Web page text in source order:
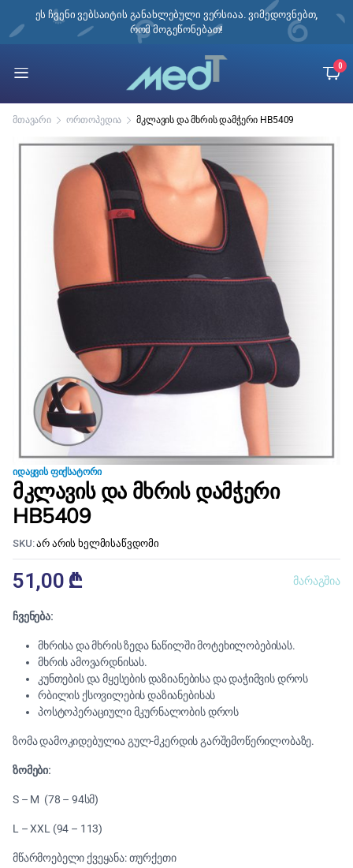
ეს ჩვენი ვებსაიტის განახლებული ვერსიაა. ვიმედოვნებთ,
რომ მოგეწონებათ!
0
მთავარი ორთოპედია მკლავის და მხრის დამჭერი HB5409
ᲘᲓᲐᲧᲕᲘᲡ ᲤᲘᲥᲡᲐᲢᲝᲠᲘ
მკლავის და მხრის დამჭერი
HB5409
SKU: არ არის ხელმისაწვდომი
51,00 ₾ მარაგშია
ჩვენება:
მხრისა და მხრის ზედა ნაწილში მოტეხილობებისას.
მხრის ამოვარდნისას.
კუნთების და მყესების დაზიანებისა და დაჭიმვის დროს
რბილის ქსოვილების დაზიანებისას
პოსტოპერაციული მკურნალობის დროს
ზომა დამოკიდებულია გულ-მკერდის გარშემოწერილობაზე.
ზომები:
S – M (78 – 94სმ)
L – XXL (94 – 113)
მწარმოებელი ქვეყანა: თურქეთი